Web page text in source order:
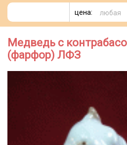
цена:
Медведь с
(фарфор) ЛФЗ